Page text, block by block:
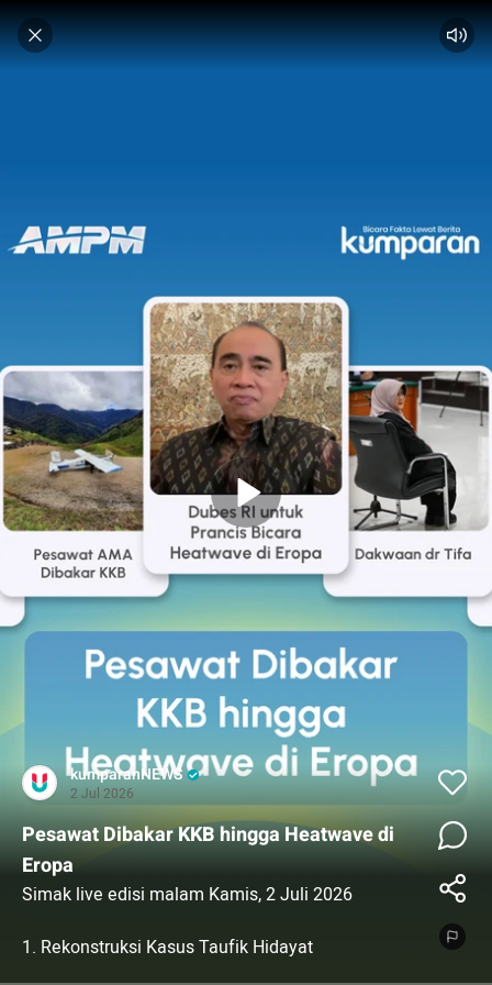
kumparanNEWS
2 Jul 2026
Pesawat Dibakar KKB hingga Heatwave di
Eropa
Simak live edisi malam Kamis, 2 Juli 2026
1. Rekonstruksi Kasus Taufik Hidayat